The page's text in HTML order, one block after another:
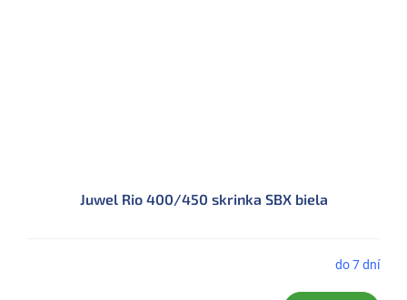
Juwel Rio 400/450 skrinka SBX biela
do 7 dní